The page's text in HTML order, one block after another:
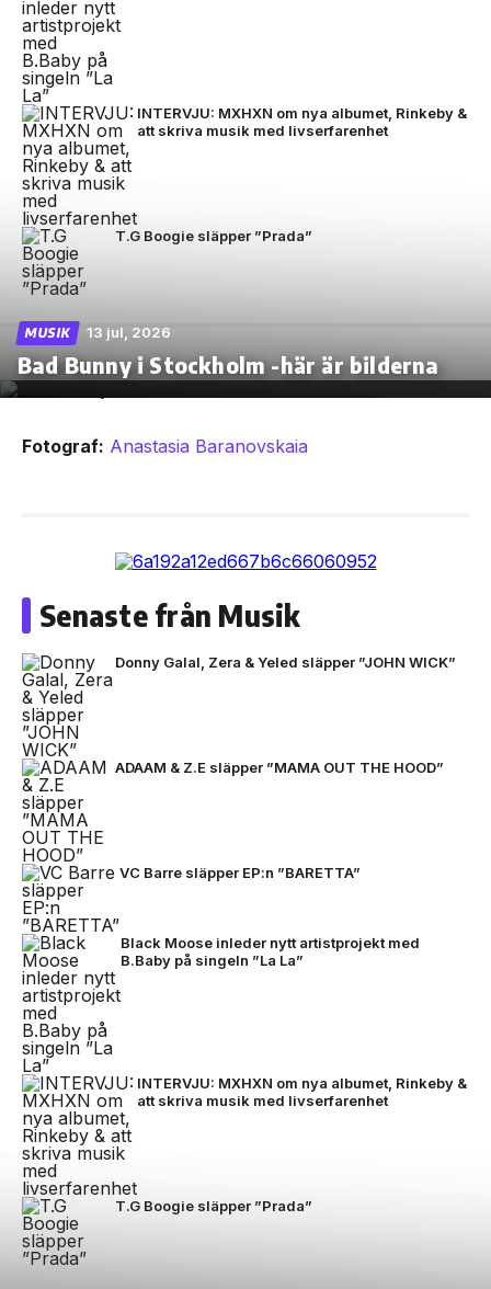
INTERVJU: MXHXN om nya albumet, Rinkeby &
att skriva musik med livserfarenhet
T.G Boogie släpper ”Prada”
MUSIK 13 jul, 2026
Bad Bunny i Stockholm -här är bilderna
Fotograf: Anastasia Baranovskaia
Senaste från Musik
Donny Galal, Zera & Yeled släpper ”JOHN WICK”
ADAAM & Z.E släpper ”MAMA OUT THE HOOD”
VC Barre släpper EP:n ”BARETTA”
Black Moose inleder nytt artistprojekt med
B.Baby på singeln ”La La”
INTERVJU: MXHXN om nya albumet, Rinkeby &
att skriva musik med livserfarenhet
T.G Boogie släpper ”Prada”